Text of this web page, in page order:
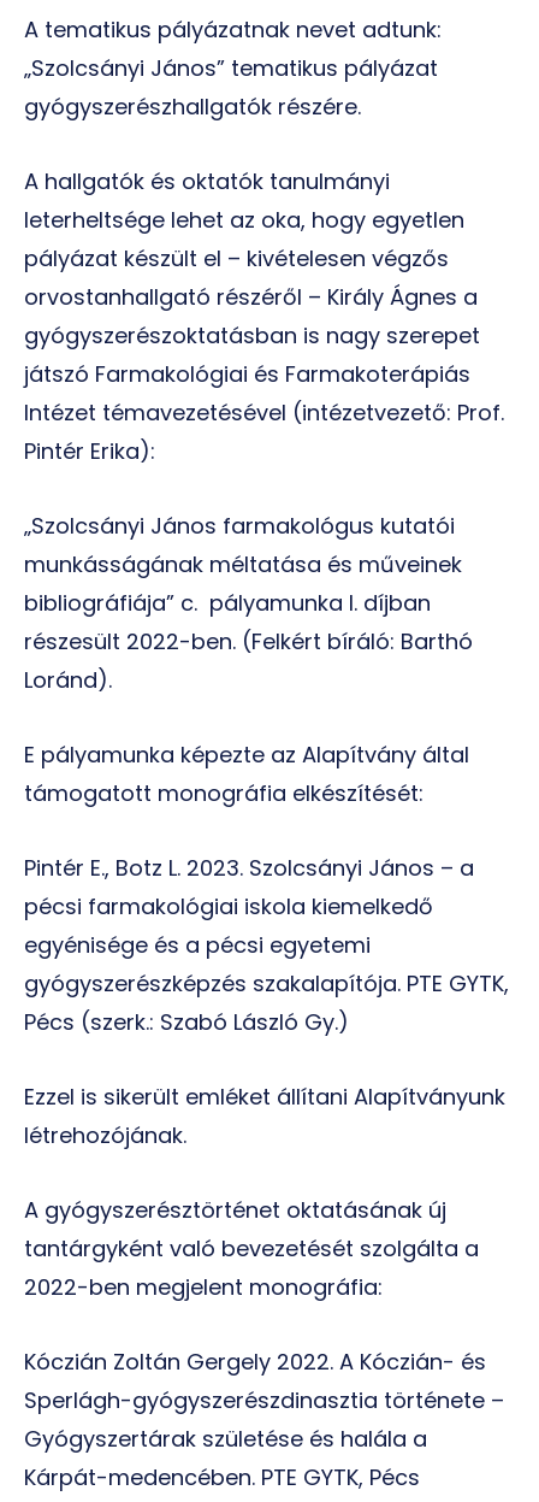
A tematikus pályázatnak nevet adtunk:
„Szolcsányi János” tematikus pályázat
gyógyszerészhallgatók részére.
A hallgatók és oktatók tanulmányi
leterheltsége lehet az oka, hogy egyetlen
pályázat készült el – kivételesen végzős
orvostanhallgató részéről – Király Ágnes a
gyógyszerészoktatásban is nagy szerepet
játszó Farmakológiai és Farmakoterápiás
Intézet témavezetésével (intézetvezető: Prof.
Pintér Erika):
„Szolcsányi János farmakológus kutatói
munkásságának méltatása és műveinek
bibliográfiája” c. pályamunka I. díjban
részesült 2022-ben. (Felkért bíráló: Barthó
Loránd).
E pályamunka képezte az Alapítvány által
támogatott monográfia elkészítését:
Pintér E., Botz L. 2023. Szolcsányi János – a
pécsi farmakológiai iskola kiemelkedő
egyénisége és a pécsi egyetemi
gyógyszerészképzés szakalapítója. PTE GYTK,
Pécs (szerk.: Szabó László Gy.)
Ezzel is sikerült emléket állítani Alapítványunk
létrehozójának.
A gyógyszerésztörténet oktatásának új
tantárgyként való bevezetését szolgálta a
2022-ben megjelent monográfia:
Kóczián Zoltán Gergely 2022. A Kóczián- és
Sperlágh-gyógyszerészdinasztia története –
Gyógyszertárak születése és halála a
Kárpát-medencében. PTE GYTK, Pécs